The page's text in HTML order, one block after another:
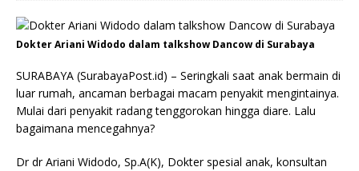
Dokter Ariani Widodo dalam talkshow Dancow di Surabaya
SURABAYA (SurabayaPost.id) – Seringkali saat anak bermain di
luar rumah, ancaman berbagai macam penyakit mengintainya.
Mulai dari penyakit radang tenggorokan hingga diare. Lalu
bagaimana mencegahnya?
Dr dr Ariani Widodo, Sp.A(K), Dokter spesial anak, konsultan